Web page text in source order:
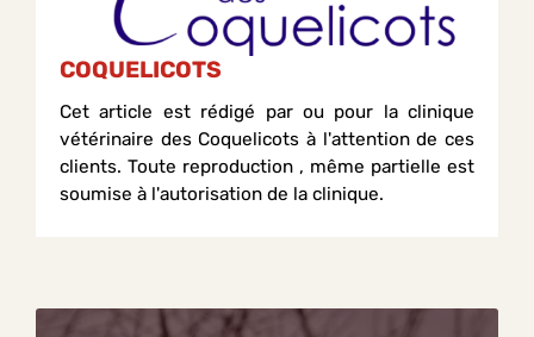
COQUELICOTS
Cet article est rédigé par ou pour la clinique
vétérinaire des Coquelicots à l'attention de ces
clients. Toute reproduction , même partielle est
soumise à l'autorisation de la clinique.